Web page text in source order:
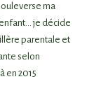
ma
je décide
parentale et
selon
en 2015